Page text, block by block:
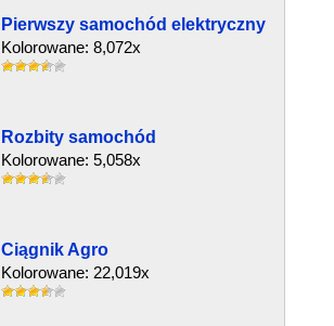
Pierwszy samochód elektryczny
Kolorowane: 8,072x
Rozbity samochód
Kolorowane: 5,058x
Ciągnik Agro
Kolorowane: 22,019x